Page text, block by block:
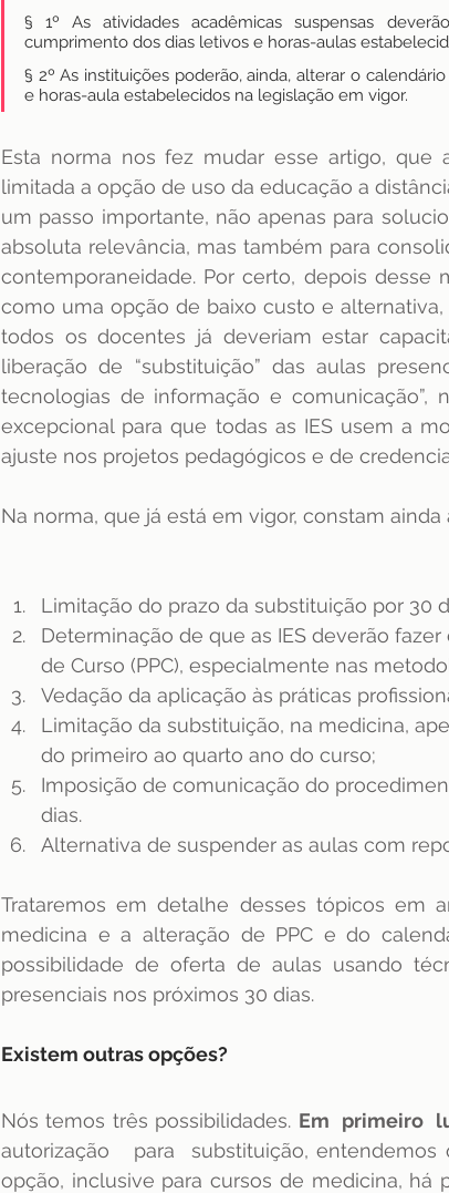
§ 1º As atividades acadêmicas suspensas
cumprimento dos dias letivos e horas-aulas
§ 2º As instituições poderão, ainda, alterar o
e horas-aula estabelecidos na legislação em vigor.
Esta norma nos fez mudar esse artigo, que
limitada a opção de uso da educação a
um passo importante, não apenas para
absoluta relevância, mas também para
contemporaneidade. Por certo, depois desse
como uma opção de baixo custo e
todos os docentes já deveriam estar
liberação de “substituição” das aulas
tecnologias de informação e comunicação”,
excepcional para que todas as IES usem a
ajuste nos projetos pedagógicos e de
Na norma, que já está em vigor, constam
Limitação do prazo da substituição por 30
Determinação de que as IES deverão
de Curso (PPC), especialmente nas
Vedação da aplicação às práticas
Limitação da substituição, na medicina,
do primeiro ao quarto ano do curso;
Imposição de comunicação do
dias.
Alternativa de suspender as aulas com
Trataremos em detalhe desses tópicos em
medicina e a alteração de PPC e do
possibilidade de oferta de aulas usando
presenciais nos próximos 30 dias.
Existem outras opções?
Nós temos três possibilidades. Em  primeiro
autorização   para  substituição,
opção, inclusive para cursos de medicina, há